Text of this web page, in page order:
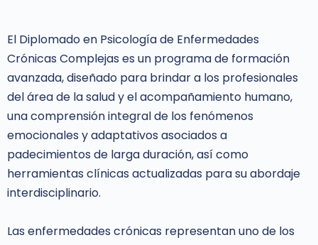
El Diplomado en Psicología de Enfermedades
Crónicas Complejas es un programa de formación
avanzada, diseñado para brindar a los profesionales
del área de la salud y el acompañamiento humano,
una comprensión integral de los fenómenos
emocionales y adaptativos asociados a
padecimientos de larga duración, así como
herramientas clínicas actualizadas para su abordaje
interdisciplinario.
Las enfermedades crónicas representan uno de los